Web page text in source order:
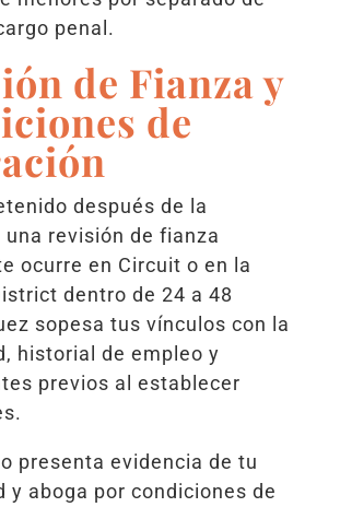
penal.
de Fianza y
de
después de la
revisión de fianza
ocurre en Circuit o en la
dentro de 24 a 48
sopesa tus vínculos con la
historial de empleo y
previos al establecer
presenta evidencia de tu
y aboga por condiciones de